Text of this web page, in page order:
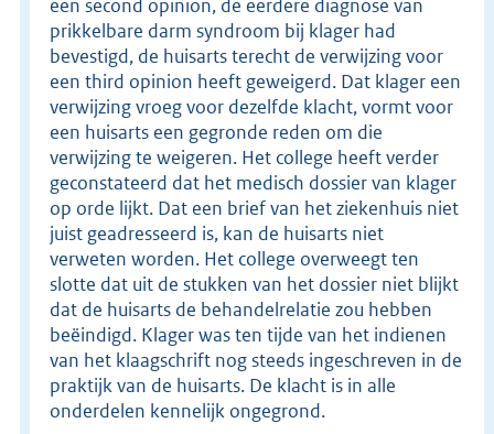
een second opinion, de eerdere diagnose van
prikkelbare darm syndroom bij klager had
bevestigd, de huisarts terecht de verwijzing voor
een third opinion heeft geweigerd. Dat klager een
verwijzing vroeg voor dezelfde klacht, vormt voor
een huisarts een gegronde reden om die
verwijzing te weigeren. Het college heeft verder
geconstateerd dat het medisch dossier van klager
op orde lijkt. Dat een brief van het ziekenhuis niet
juist geadresseerd is, kan de huisarts niet
verweten worden. Het college overweegt ten
slotte dat uit de stukken van het dossier niet blijkt
dat de huisarts de behandelrelatie zou hebben
beëindigd. Klager was ten tijde van het indienen
van het klaagschrift nog steeds ingeschreven in de
praktijk van de huisarts. De klacht is in alle
onderdelen kennelijk ongegrond.